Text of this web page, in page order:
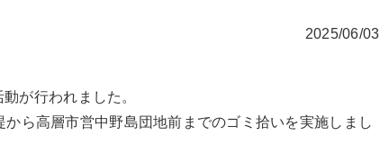
2025/06/03
が行われました。
ら高層市営中野島団地前までのゴミ拾いを実施しまし